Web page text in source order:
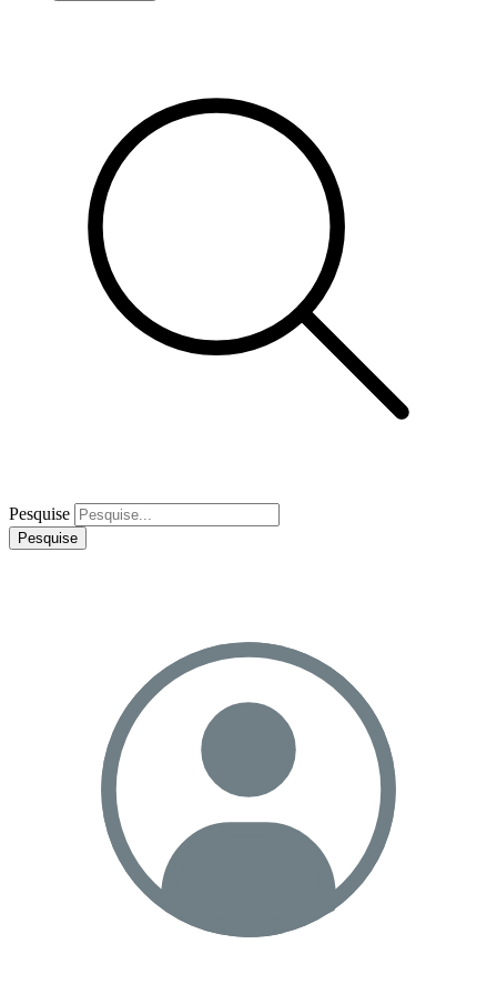
Pesquise
Pesquise